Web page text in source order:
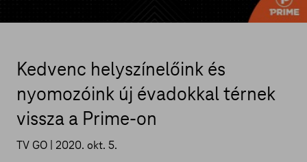
Kedvenc helyszínelőink és
nyomozóink új évadokkal térnek
vissza a Prime-on
TV GO | 2020. okt. 5.